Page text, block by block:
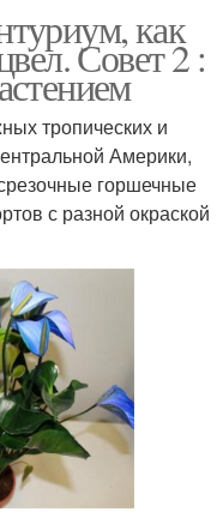
как
Совет 2 :
тропических и
Америки,
горшечные
с разной окраской